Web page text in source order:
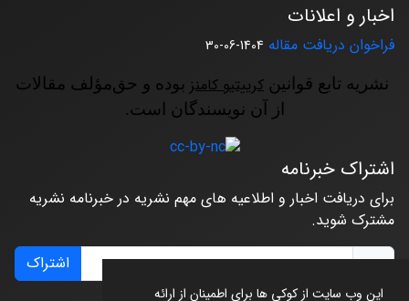
این وب سایت از کوکی ها برای اطمینان از ارائه
اخبار و اعلانات
فراخوان دریافت مقاله 1404-06-30
نشریه تابع قوانین کرییتیو کامنز بوده و حق‌مؤلف مقالات
از آن نویسندگان است.
اشتراک خبرنامه
برای دریافت اخبار و اطلاعیه های مهم نشریه در خبرنامه نشریه
مشترک شوید.
اشتراک